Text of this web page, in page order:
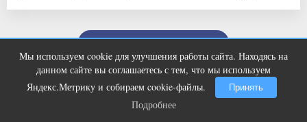
Показать ещё
Мы используем cookie для улучшения работы сайта. Находясь на
данном сайте вы соглашаетесь с тем, что мы используем
Яндекс.Метрику и собираем cookie-файлы.
Принять
Подробнее
Этот танец невесты оставит вас без
слов! Пересмотрела 10 раз
Подробнее